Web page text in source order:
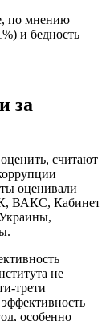
по мнению
и бедность
за
считают
оценивали
ВАКС, Кабинет
не
трети
особенно